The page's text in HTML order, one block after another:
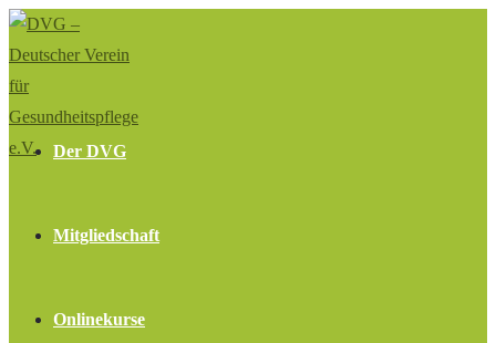
Zum
Inhalt
springen
Der DVG
Mitgliedschaft
Onlinekurse